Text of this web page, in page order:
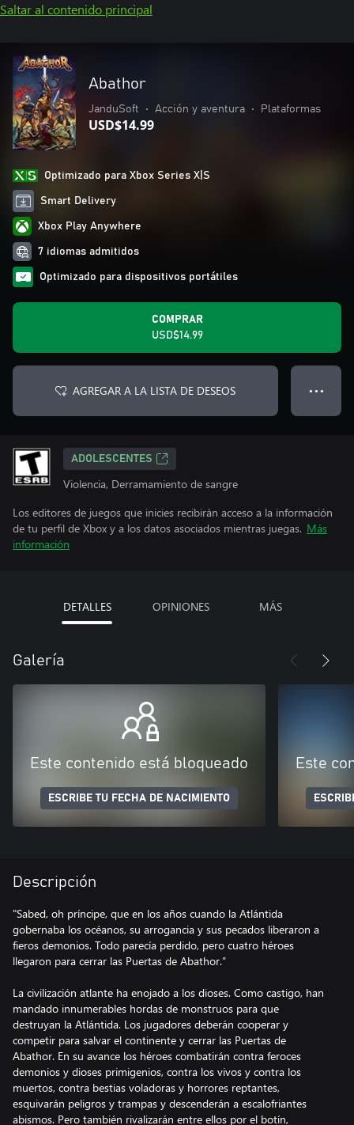
Saltar al contenido principal
Abathor
JanduSoft • Acción y aventura • Plataformas
USD$14.99
Optimizado para Xbox Series X|S
Smart Delivery
Xbox Play Anywhere
7 idiomas admitidos
Optimizado para dispositivos portátiles
COMPRAR
USD$14.99
AGREGAR A LA LISTA DE DESEOS ● ● ●
ADOLESCENTES
Violencia, Derramamiento de sangre
Los editores de juegos que inicies recibirán acceso a la información
de tu perfil de Xbox y a los datos asociados mientras juegas. Más
información
DETALLES OPINIONES MÁS
Galería
Este contenido está bloqueado
ESCRIBE TU FECHA DE NACIMIENTO
Este
Descripción
"Sabed, oh príncipe, que en los años cuando la Atlántida
gobernaba los océanos, su arrogancia y sus pecados liberaron a
fieros demonios. Todo parecía perdido, pero cuatro héroes
llegaron para cerrar las Puertas de Abathor.”
La civilización atlante ha enojado a los dioses. Como castigo, han
mandado innumerables hordas de monstruos para que
destruyan la Atlántida. Los jugadores deberán cooperar y
competir para salvar el continente y cerrar las Puertas de
Abathor. En su avance los héroes combatirán contra feroces
demonios y dioses primigenios, contra los vivos y contra los
muertos, contra bestias voladoras y horrores reptantes,
esquivarán peligros y trampas y descenderán a escalofriantes
abismos. Pero también rivalizarán entre ellos por el botín,